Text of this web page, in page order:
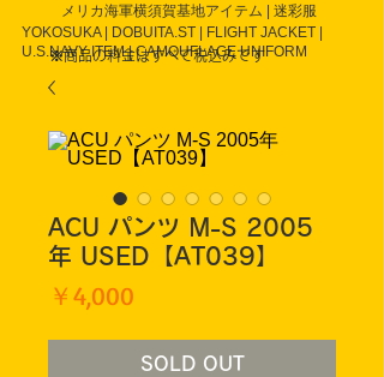
メリカ海軍横須賀基地アイテム | 迷彩服
YOKOSUKA | DOBUITA.ST | FLIGHT JACKET |
U.S.NAVY ITEM | CAMOUFLAGE UNIFORM
※商品の料金はすべて税込みです
ACU パンツ M-S 2005
年 USED【AT039】
￥4,000
SOLD OUT